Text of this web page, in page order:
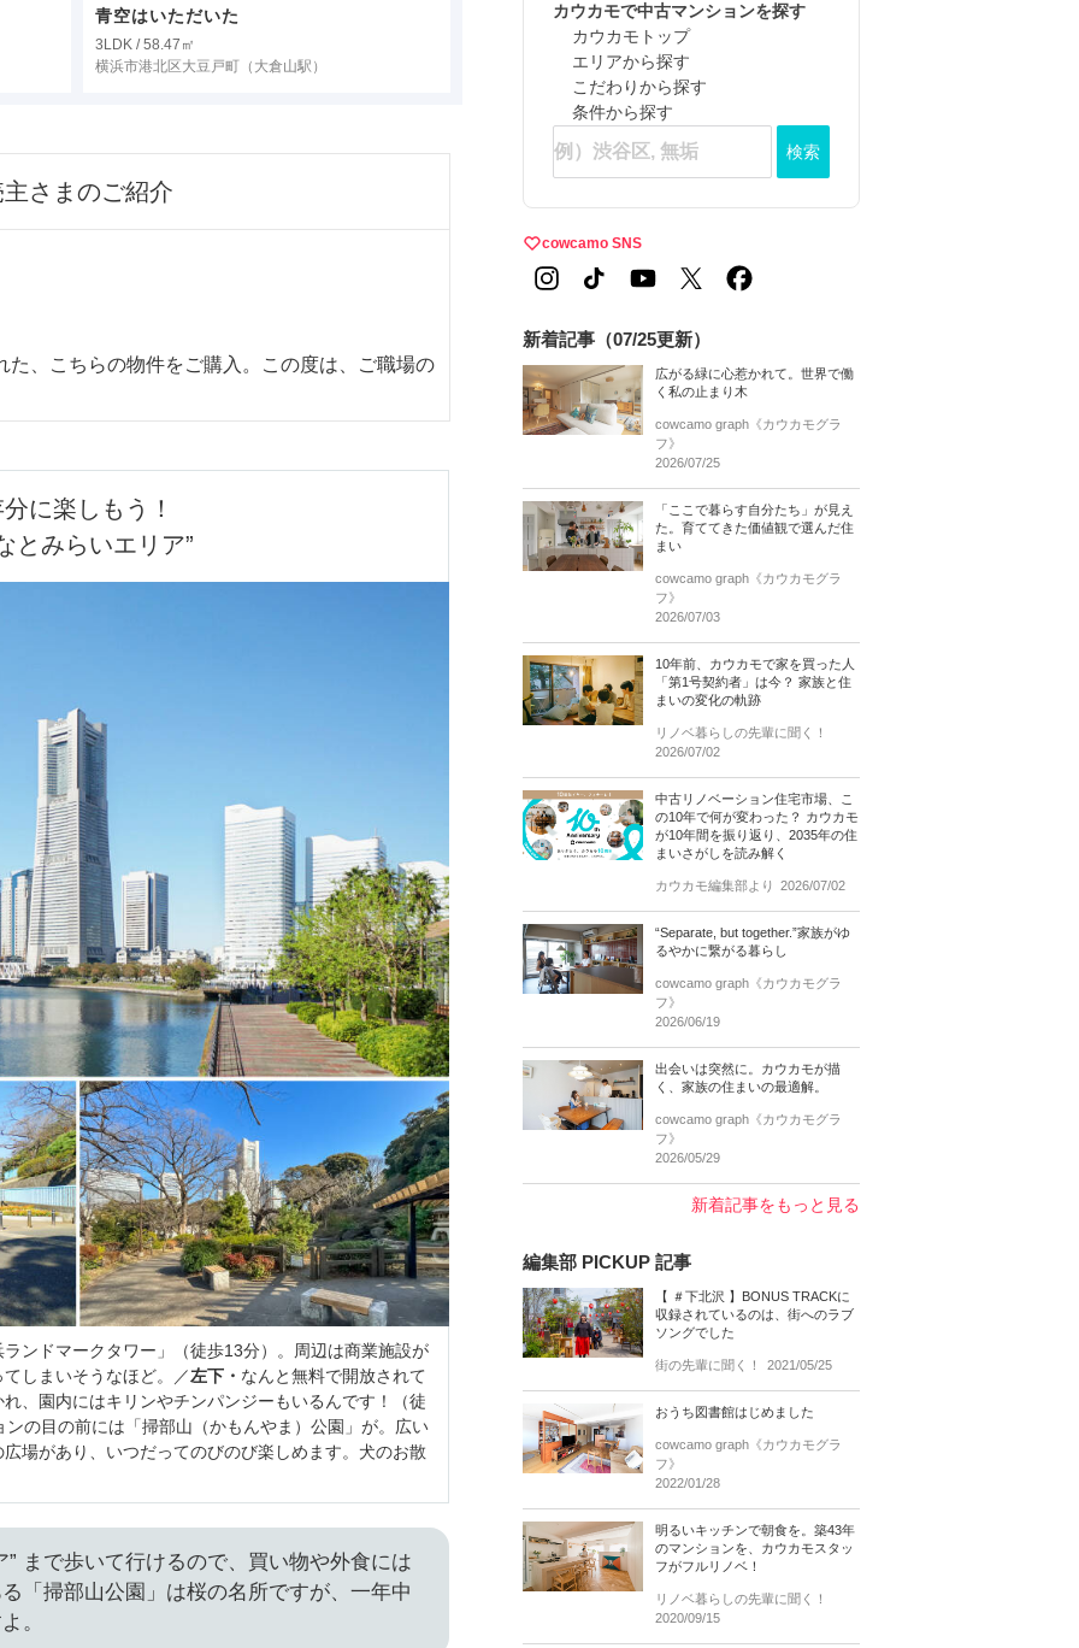
青空はいただいた
3LDK / 58.47㎡
横浜市港北区大豆戸町 （大倉山駅）
さまのご紹介
た、こちらの物件をご購入。この度は、ご職場の
に楽しもう！
とみらいエリア”
ンドマークタワー」（徒歩13分）。周辺は商業施設が
しまいそうなほど。／左下・ なんと無料で開放されて
、園内にはキリンやチンパンジーもいるんです！（徒
ンの目の前には「掃部山（かもんやま）公園」が。広い
場があり、いつだってのびのび楽しめます。犬のお散
” まで歩いて行けるので、買い物や外食には
「掃部山公園」は桜の名所ですが、一年中
。
カウカモで中古マンションを探す
カウカモトップ
エリアから探す
こだわりから探す
条件から探す
検索
cowcamo SNS
新着記事（07/25更新）
広がる緑に心惹かれて。世界で働
く私の止まり木
cowcamo graph《カウカモグラ
フ》
2026/07/25
「ここで暮らす自分たち」が見え
た。育ててきた価値観で選んだ住
まい
cowcamo graph《カウカモグラ
フ》
2026/07/03
10年前、カウカモで家を買った人
「第1号契約者」は今？ 家族と住
まいの変化の軌跡
リノベ暮らしの先輩に聞く！
2026/07/02
中古リノベーション住宅市場、こ
の10年で何が変わった？ カウカモ
が10年間を振り返り、2035年の住
まいさがしを読み解く
カウカモ編集部より 2026/07/02
“Separate, but together.”家族がゆ
るやかに繋がる暮らし
cowcamo graph《カウカモグラ
フ》
2026/06/19
出会いは突然に。カウカモが描
く、家族の住まいの最適解。
cowcamo graph《カウカモグラ
フ》
2026/05/29
新着記事をもっと見る
編集部 PICKUP 記事
【 ＃下北沢 】BONUS TRACKに
収録されているのは、街へのラブ
ソングでした
街の先輩に聞く！ 2021/05/25
おうち図書館はじめました
cowcamo graph《カウカモグラ
フ》
2022/01/28
明るいキッチンで朝食を。築43年
のマンションを、カウカモスタッ
フがフルリノベ！
リノベ暮らしの先輩に聞く！
2020/09/15